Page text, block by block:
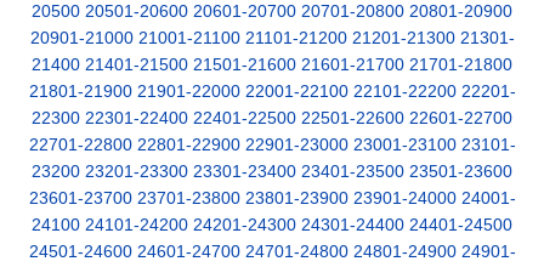
20500 20501-20600 20601-20700 20701-20800 20801-20900
20901-21000 21001-21100 21101-21200 21201-21300 21301-
21400 21401-21500 21501-21600 21601-21700 21701-21800
21801-21900 21901-22000 22001-22100 22101-22200 22201-
22300 22301-22400 22401-22500 22501-22600 22601-22700
22701-22800 22801-22900 22901-23000 23001-23100 23101-
23200 23201-23300 23301-23400 23401-23500 23501-23600
23601-23700 23701-23800 23801-23900 23901-24000 24001-
24100 24101-24200 24201-24300 24301-24400 24401-24500
24501-24600 24601-24700 24701-24800 24801-24900 24901-